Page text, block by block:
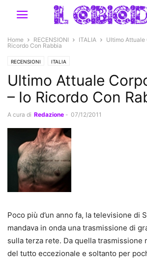
Home RECENSIONI ITALIA
Ultimo Attuale
Ricordo Con Rabbia
RECENSIONI ITALIA
Ultimo Attuale
– Io Ricordo Con
A cura di Redazione - 07/12/2011
Poco più d’un anno fa, la televisione di
mandava in onda una trasmissione di
sulla terza rete. Da quella trasmissione
del tutto eccezionale e soltanto per